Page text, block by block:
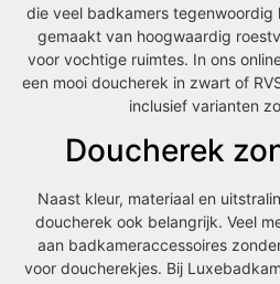
die veel badkamers tegenwoordig
gemaakt van hoogwaardig
voor vochtige ruimtes. In ons
een mooi doucherek in zwart of
inclusief varianten
Doucherek
Naast kleur, materiaal en
doucherek ook belangrijk. Veel
aan badkameraccessoires
voor doucherekjes. Bij